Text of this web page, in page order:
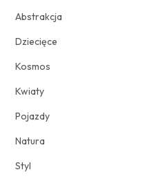
Abstrakcja
Dziecięce
Kosmos
Kwiaty
Pojazdy
Natura
Styl